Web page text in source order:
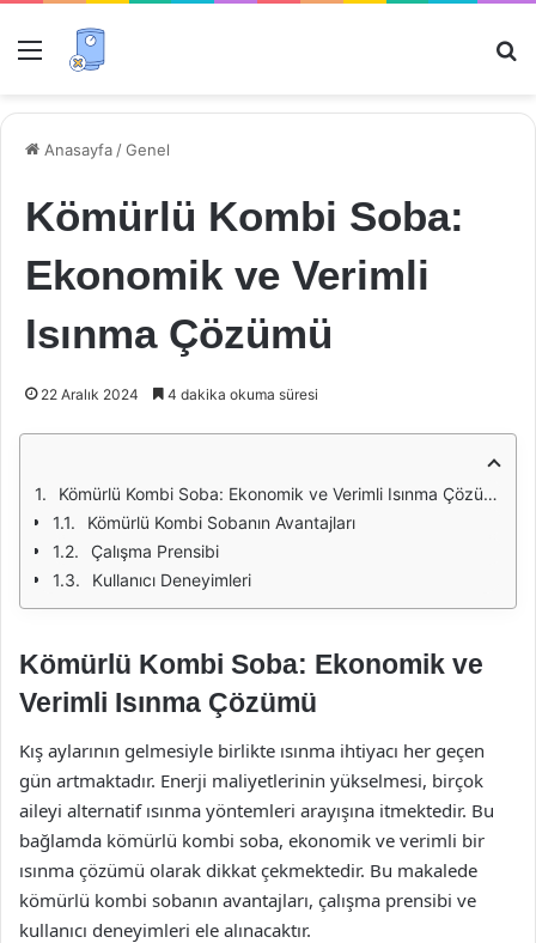
Menü
Anasayfa /Genel
Kömürlü Kombi Soba:
Ekonomik ve Verimli
Isınma Çözümü
22 Aralık 2024 4 dakika okuma süresi
Kömürlü Kombi Soba: Ekonomik ve Verimli Isınma Çözümü
Kömürlü Kombi Sobanın Avantajları
Çalışma Prensibi
Kullanıcı Deneyimleri
Kömürlü Kombi Soba: Ekonomik ve
Verimli Isınma Çözümü
Kış aylarının gelmesiyle birlikte ısınma ihtiyacı her geçen
gün artmaktadır. Enerji maliyetlerinin yükselmesi, birçok
aileyi alternatif ısınma yöntemleri arayışına itmektedir. Bu
bağlamda kömürlü kombi soba, ekonomik ve verimli bir
ısınma çözümü olarak dikkat çekmektedir. Bu makalede
kömürlü kombi sobanın avantajları, çalışma prensibi ve
kullanıcı deneyimleri ele alınacaktır.